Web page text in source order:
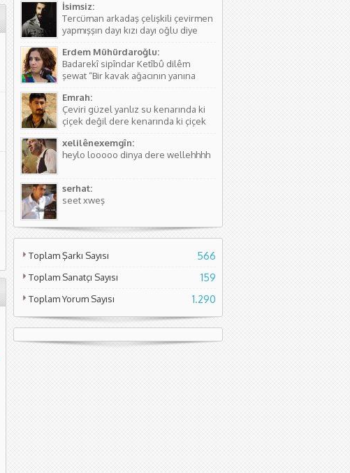
İsimsiz:
Tercüman arkadaş çelişkili çevirmen
yapmışşın dayı kızı dayı oğlu diye
vardır biraz aile yapısını öğren ( iki
kişinin...
Erdem Mühürdaroğlu:
Badarekî sipîndar Ketîbû dilêm
şewat “Bir kavak ağacının yanına
Sözlerdeki hikayede birini arıyorlar
ve aradıkları yerde bir kavak
ağacının yanında yere düşmüş
Emrah:
Çeviri güzel yanlız su kenarında ki
çiçek değil dere kenarında ki çiçek
kıymetli olduğunu söylüyor sanırım.
Asıl söyleyen Seyade Şame dur...
xelilênexemgîn:
heylo looooo dinya dere wellehhhh
serhat:
seet xweş
Toplam Şarkı Sayısı 566
Toplam Sanatçı Sayısı 159
Toplam Yorum Sayısı 1.290